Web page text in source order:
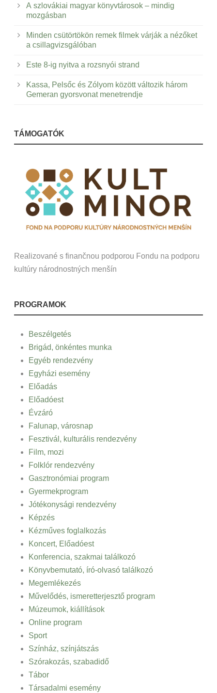
A szlovákiai magyar könyvtárosok – mindig
mozgásban
Minden csütörtökön remek filmek várják a nézőket
a csillagvizsgálóban
Este 8-ig nyitva a rozsnyói strand
Kassa, Pelsőc és Zólyom között változik három
Gemeran gyorsvonat menetrendje
TÁMOGATÓK
Realizované s finančnou podporou Fondu na podporu
kultúry národnostných menšín
PROGRAMOK
Beszélgetés
Brigád, önkéntes munka
Egyéb rendezvény
Egyházi esemény
Előadás
Előadóest
Évzáró
Falunap, városnap
Fesztivál, kulturális rendezvény
Film, mozi
Folklór rendezvény
Gasztronómiai program
Gyermekprogram
Jótékonysági rendezvény
Képzés
Kézműves foglalkozás
Koncert, Előadóest
Konferencia, szakmai találkozó
Könyvbemutató, író-olvasó találkozó
Megemlékezés
Művelődés, ismeretterjesztő program
Múzeumok, kiállítások
Online program
Sport
Színház, színjátszás
Szórakozás, szabadidő
Tábor
Társadalmi esemény